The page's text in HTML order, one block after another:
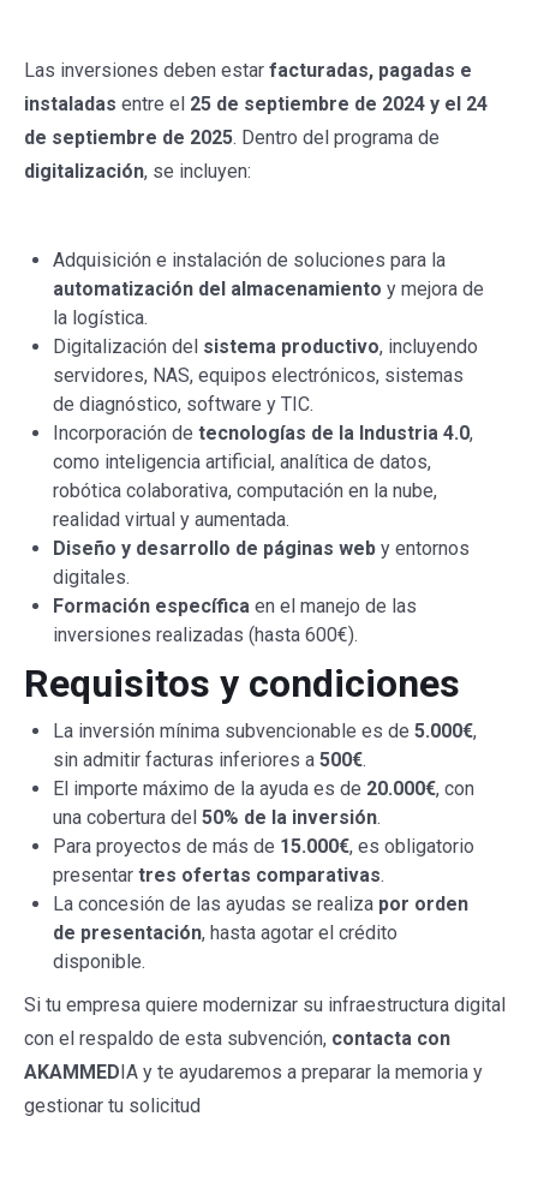
Las inversiones deben estar facturadas, pagadas e
instaladas entre el 25 de septiembre de 2024 y el 24
de septiembre de 2025. Dentro del programa de
digitalización, se incluyen:
Adquisición e instalación de soluciones para la
automatización del almacenamiento y mejora de
la logística.
Digitalización del sistema productivo, incluyendo
servidores, NAS, equipos electrónicos, sistemas
de diagnóstico, software y TIC.
Incorporación de tecnologías de la Industria 4.0,
como inteligencia artificial, analítica de datos,
robótica colaborativa, computación en la nube,
realidad virtual y aumentada.
Diseño y desarrollo de páginas web y entornos
digitales.
Formación específica en el manejo de las
inversiones realizadas (hasta 600€).
Requisitos y condiciones
La inversión mínima subvencionable es de 5.000€,
sin admitir facturas inferiores a 500€.
El importe máximo de la ayuda es de 20.000€, con
una cobertura del 50% de la inversión.
Para proyectos de más de 15.000€, es obligatorio
presentar tres ofertas comparativas.
La concesión de las ayudas se realiza por orden
de presentación, hasta agotar el crédito
disponible.
Si tu empresa quiere modernizar su infraestructura digital
con el respaldo de esta subvención, contacta con
AKAMMED IA y te ayudaremos a preparar la memoria y
gestionar tu solicitud